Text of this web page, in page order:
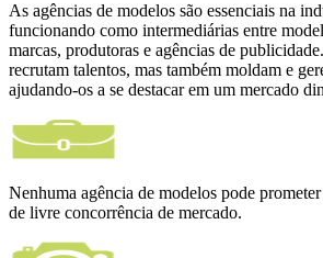
As agências de modelos são essenciais na
funcionando como intermediárias entre
marcas, produtoras e agências de
recrutam talentos, mas também moldam e
ajudando-os a se destacar em um mercado
Nenhuma agência de modelos pode
de livre concorrência de mercado.